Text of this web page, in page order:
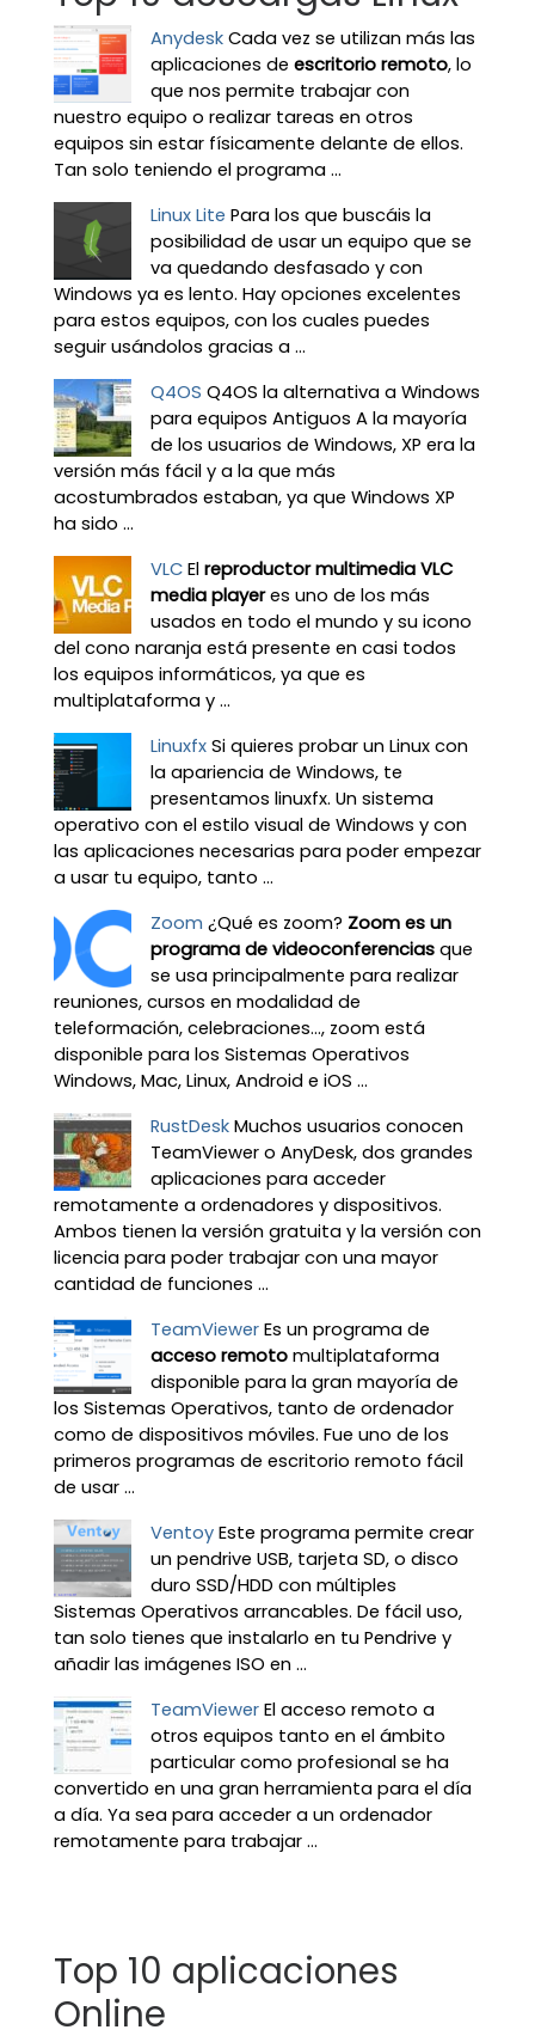
Anydesk Cada vez se utilizan más las
aplicaciones de escritorio remoto, lo
que nos permite trabajar con
nuestro equipo o realizar tareas en otros
equipos sin estar físicamente delante de ellos.
Tan solo teniendo el programa ...
Linux Lite Para los que buscáis la
posibilidad de usar un equipo que se
va quedando desfasado y con
Windows ya es lento. Hay opciones excelentes
para estos equipos, con los cuales puedes
seguir usándolos gracias a ...
Q4OS Q4OS la alternativa a Windows
para equipos Antiguos A la mayoría
de los usuarios de Windows, XP era la
versión más fácil y a la que más
acostumbrados estaban, ya que Windows XP
ha sido ...
VLC El reproductor multimedia VLC
media playeres uno de los más
usados en todo el mundo y su icono
del cono naranja está presente en casi todos
los equipos informáticos, ya que es
multiplataforma y ...
Linuxfx Si quieres probar un Linux con
la apariencia de Windows, te
presentamos linuxfx. Un sistema
operativo con el estilo visual de Windows y con
las aplicaciones necesarias para poder empezar
a usar tu equipo, tanto ...
Zoom ¿Qué es zoom? Zoom es un
programa de videoconferenciasque
se usa principalmente para realizar
reuniones, cursos en modalidad de
teleformación, celebraciones…, zoom está
disponible para los Sistemas Operativos
Windows, Mac, Linux, Android e iOS ...
RustDesk Muchos usuarios conocen
TeamViewer o AnyDesk, dos grandes
aplicaciones para acceder
remotamente a ordenadores y dispositivos.
Ambos tienen la versión gratuita y la versión con
licencia para poder trabajar con una mayor
cantidad de funciones ...
TeamViewer Es un programa de
acceso remotomultiplataforma
disponible para la gran mayoría de
los Sistemas Operativos, tanto de ordenador
como de dispositivos móviles. Fue uno de los
primeros programas de escritorio remoto fácil
de usar ...
Ventoy Este programa permite crear
un pendrive USB, tarjeta SD, o disco
duro SSD/HDD con múltiples
Sistemas Operativos arrancables. De fácil uso,
tan solo tienes que instalarlo en tu Pendrive y
añadir las imágenes ISO en ...
TeamViewer El acceso remoto a
otros equipos tanto en el ámbito
particular como profesional se ha
convertido en una gran herramienta para el día
a día. Ya sea para acceder a un ordenador
remotamente para trabajar ...
Top 10 aplicaciones
Online